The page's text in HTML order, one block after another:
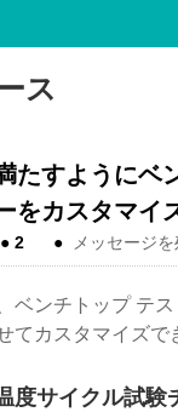
ス
たすようにベ
をカスタマイ
●2 ● メッセージ
ベンチトップ テ
てカスタマイズで
度サイクル試験